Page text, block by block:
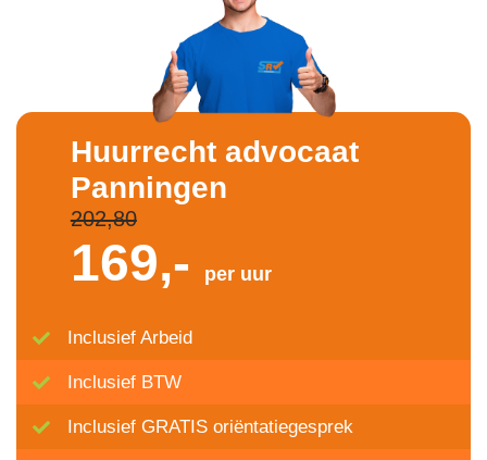
Huurrecht advocaat
Panningen
202,80
169,- per uur
Inclusief Arbeid
Inclusief BTW
Inclusief GRATIS oriëntatiegesprek